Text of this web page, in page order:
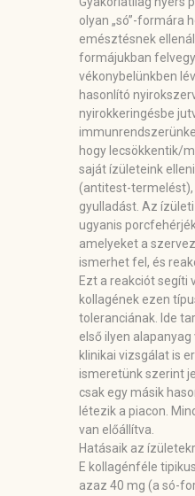
olyan „só”-formára
emésztésnek
formájukban
vékonybelünkben
hasonlító
nyirokkeringésbe
hogy lecsökkentik/
saját ízületeink
(antitest-
gyulladást. Az
ugyanis
amelyeket a
ismerhet fel, és
Ezt a reakciót segíti
kollagének ezen
toleranciának. Ide
első ilyen
klinikai vizsgálat is
ismeretünk szerint
csak egy másik
létezik a piacon.
van előállítva.
Hatásaik az
E kollagénféle
azaz 40 mg (a só-